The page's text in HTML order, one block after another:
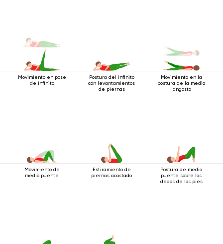
Movimiento en pose
de infinito
Postura del infinito
con levantamientos
de piernas
Movimiento en la
postura de la media
langosta
Movimiento de
medio puente
Estiramiento de
piernas acostado
Postura de medio
puente sobre los
dedos de los pies